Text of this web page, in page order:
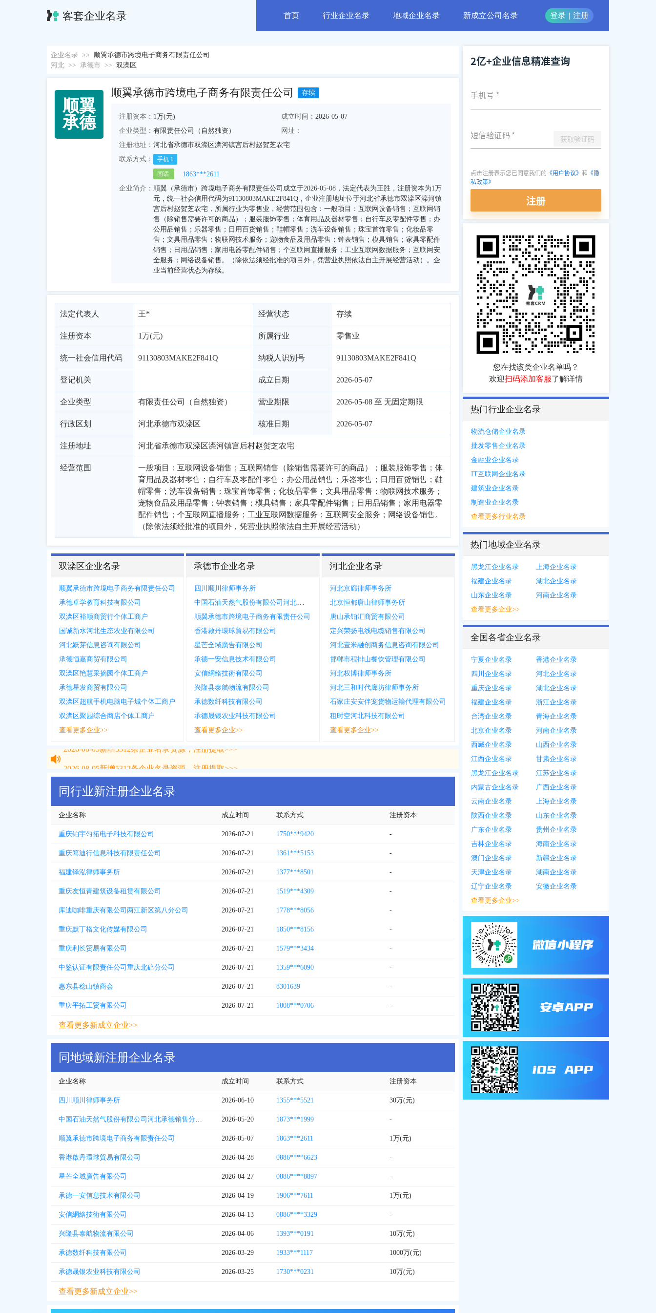
客套企业名录 首页 行业企业名录 地域企业名录 新成立公司名录 登录 | 注册
企业名录 >>
顺翼承德市跨境电子商务有限责任公司
河北 >> 承德市 >> 双滦区
顺翼
承德
顺翼承德市跨境电子商务有限责任公司 存续
注册资本： 1万(元) 成立时间： 2026-05-07
企业类型： 有限责任公司（自然独资）
网址：
注册地址： 河北省承德市双滦区滦河镇宫后村赵贺芝农宅
联系方式：
手机 1
固话
1863***2611
企业简介： 顺翼（承德市）跨境电子商务有限责任公司成立于2026-05-08，法定代表为王胜，注册资本为1万
元，统一社会信用代码为91130803MAKE2F841Q，企业注册地址位于河北省承德市双滦区滦河镇
宫后村赵贺芝农宅，所属行业为零售业，经营范围包含：一般项目：互联网设备销售；互联网销
售（除销售需要许可的商品）；服装服饰零售；体育用品及器材零售；自行车及零配件零售；办
公用品销售；乐器零售；日用百货销售；鞋帽零售；洗车设备销售；珠宝首饰零售；化妆品零
售；文具用品零售；物联网技术服务；宠物食品及用品零售；钟表销售；模具销售；家具零配件
销售；日用品销售；家用电器零配件销售；个互联网直播服务；工业互联网数据服务；互联网安
全服务；网络设备销售。（除依法须经批准的项目外，凭营业执照依法自主开展经营活动）。企
业当前经营状态为存续。
法定代表人 王* 经营状态 存续
注册资本 1万(元) 所属行业 零售业
统一社会信用代码 91130803MAKE2F841Q 纳税人识别号 91130803MAKE2F841Q
登记机关 成立日期 2026-05-07
企业类型 有限责任公司（自然独资） 营业期限 2026-05-08 至 无固定期限
行政区划 河北承德市双滦区 核准日期 2026-05-07
注册地址 河北省承德市双滦区滦河镇宫后村赵贺芝农宅
经营范围
一般项目：互联网设备销售；互联网销售（除销售需要许可的商品）；服装服饰零售；体
育用品及器材零售；自行车及零配件零售；办公用品销售；乐器零售；日用百货销售；鞋
帽零售；洗车设备销售；珠宝首饰零售；化妆品零售；文具用品零售；物联网技术服务；
宠物食品及用品零售；钟表销售；模具销售；家具零配件销售；日用品销售；家用电器零
配件销售；个互联网直播服务；工业互联网数据服务；互联网安全服务；网络设备销售。
（除依法须经批准的项目外，凭营业执照依法自主开展经营活动）
双滦区企业名录
顺翼承德市跨境电子商务有限责任公司
承德卓学教育科技有限公司
双滦区裕顺商贸行个体工商户
国诚新水河北生态农业有限公司
河北跃芽信息咨询有限公司
承德恒嘉商贸有限公司
双滦区艳慧采摘园个体工商户
承德星发商贸有限公司
双滦区超航手机电脑电子城个体工商户
双滦区聚园综合商店个体工商户
查看更多企业>>
承德市企业名录
四川顺川律师事务所
中国石油天然气股份有限公司河北承德销售分公司承德县高寺台加气站
顺翼承德市跨境电子商务有限责任公司
香港啟丹環球貿易有限公司
星芒全域廣告有限公司
承德一安信息技术有限公司
安信網絡技術有限公司
兴隆县泰航物流有限公司
承德数纤科技有限公司
承德晟银农业科技有限公司
查看更多企业>>
河北企业名录
河北京廊律师事务所
北京恒都唐山律师事务所
唐山承铂汇商贸有限公司
定兴荣扬电线电缆销售有限公司
河北壹米融创商务信息咨询有限公司
邯郸市程排山餐饮管理有限公司
河北权博律师事务所
河北三和时代廊坊律师事务所
石家庄安安伴宠货物运输代理有限公司
租时空河北科技有限公司
查看更多企业>>
新增 条企业名录资源，注册提取>>>
同行业新注册企业名录
企业名称 成立时间 联系方式 注册资本
重庆铂宇匀拓电子科技有限公司 2026-07-21 1750***9420 -
重庆笃迪行信息科技有限责任公司 2026-07-21 1361***5153 -
福建铎泓律师事务所 2026-07-21 1377***8501 -
重庆友恒青建筑设备租赁有限公司 2026-07-21 1519***4309 -
库迪咖啡重庆有限公司两江新区第八分公司 2026-07-21 1778***8056 -
重庆默丁格文化传媒有限公司 2026-07-21 1850***8156 -
重庆利长贸易有限公司 2026-07-21 1579***3434 -
中鉴认证有限责任公司重庆北碚分公司 2026-07-21 1359***6090 -
惠东县稔山镇商会 2026-07-21 8301639 -
重庆平拓工贸有限公司 2026-07-21 1808***0706 -
查看更多新成立企业>>
同地域新注册企业名录
企业名称 成立时间 联系方式 注册资本
四川顺川律师事务所 2026-06-10 1355***5521 30万(元)
中国石油天然气股份有限公司河北承德销售分公司承德县高寺台加气站 2026-05-20 1873***1999 -
顺翼承德市跨境电子商务有限责任公司 2026-05-07 1863***2611 1万(元)
香港啟丹環球貿易有限公司 2026-04-28 0886****6623 -
星芒全域廣告有限公司 2026-04-27 0886****8897 -
承德一安信息技术有限公司 2026-04-19 1906***7611 1万(元)
安信網絡技術有限公司 2026-04-13 0886****3329 -
兴隆县泰航物流有限公司 2026-04-06 1393***0191 10万(元)
承德数纤科技有限公司 2026-03-29 1933***1117 1000万(元)
承德晟银农业科技有限公司 2026-03-25 1730***0231 10万(元)
查看更多新成立企业>>
2亿+企业信息精准查询
手机号 *
短信验证码 * 获取验证码
点击注册表示您已同意我们的 《用户协议》 和 《隐
私政策》
注册
您在找该类企业名单吗？
欢迎扫码添加客服了解详情
热门行业企业名录
物流仓储企业名录
批发零售企业名录
金融业企业名录
IT互联网企业名录
建筑业企业名录
制造业企业名录
查看更多行业名录
热门地域企业名录
黑龙江企业名录
上海企业名录
福建企业名录
湖北企业名录
山东企业名录
河南企业名录
查看更多企业>>
全国各省企业名录
宁夏企业名录
香港企业名录
四川企业名录
河北企业名录
重庆企业名录
湖北企业名录
福建企业名录
浙江企业名录
台湾企业名录
青海企业名录
北京企业名录
河南企业名录
西藏企业名录
山西企业名录
江西企业名录
甘肃企业名录
黑龙江企业名录
江苏企业名录
内蒙古企业名录
广西企业名录
云南企业名录
上海企业名录
陕西企业名录
山东企业名录
广东企业名录
贵州企业名录
吉林企业名录
海南企业名录
澳门企业名录
新疆企业名录
天津企业名录
湖南企业名录
辽宁企业名录
安徽企业名录
查看更多企业>>